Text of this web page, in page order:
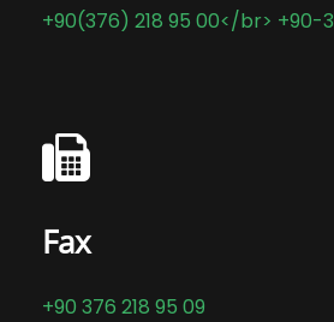
+90(376) 218 95 00</br> +90-
Fax
+90 376 218 95 09